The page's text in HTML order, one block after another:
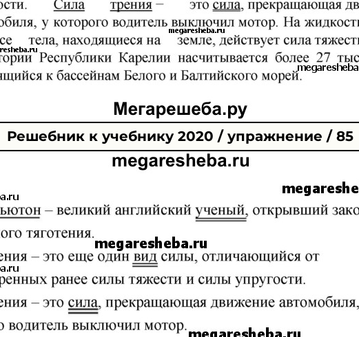
Решебник к учебнику 2020 / упражнение / 85